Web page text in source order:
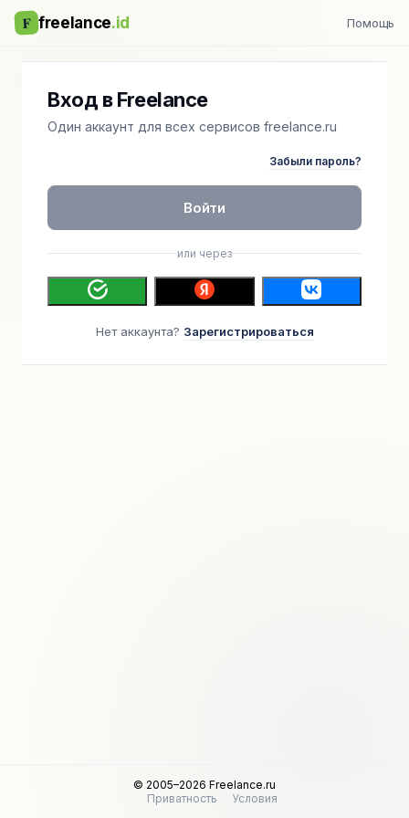
F freelance.id Помощь
Вход в Freelance
Один аккаунт для всех сервисов freelance.ru
Забыли пароль?
Войти
или через
Нет аккаунта? Зарегистрироваться
© 2005–2026 Freelance.ru
Приватность
Условия